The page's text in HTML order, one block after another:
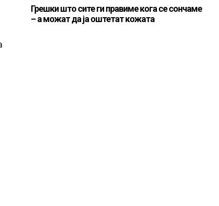
Грешки што сите ги правиме кога се сончаме
– а можат да ја оштетат кожата